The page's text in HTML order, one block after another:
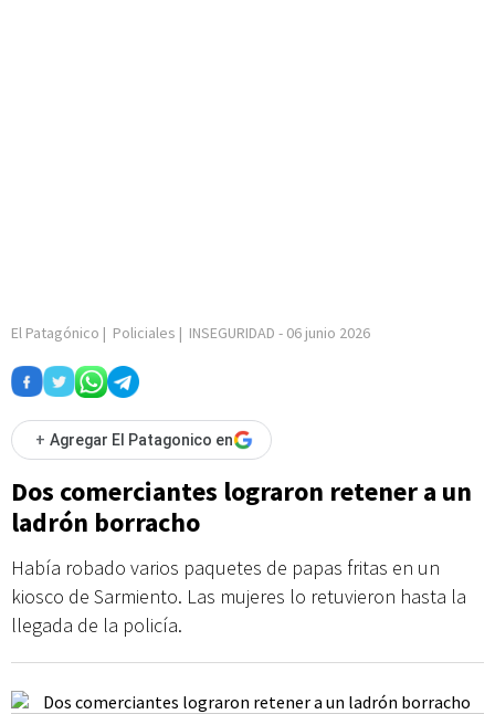
El Patagónico | Policiales | INSEGURIDAD - 06 junio 2026
+ Agregar El Patagonico en
Dos comerciantes lograron retener a un
ladrón borracho
Había robado varios paquetes de papas fritas en un
kiosco de Sarmiento. Las mujeres lo retuvieron hasta la
llegada de la policía.